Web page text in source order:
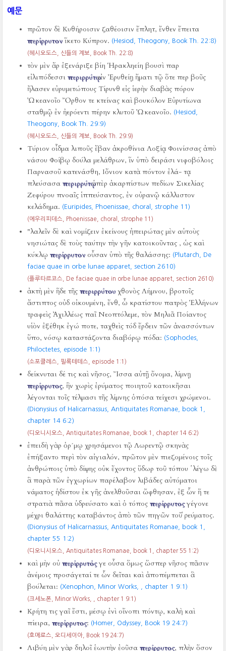
예문
πρῶτον δὲ Κυθήροισιν ζαθέοισιν ἔπλητ, ἔνθεν ἔπειτα
περίρρυτονἵκετο Κύπρον. (Hesiod, Theogony, Book Th. 22:8)
(헤시오도스, 신들의 계보, Book Th. 22:8)
τὸν μὲν ἄρ ἐξενάριξε βίη Ἡρακληείη βουσὶ παρ
εἰλιπόδεσσιπεριρρύτῳεἰν Ἐρυθείῃ ἤματι τῷ ὅτε περ βοῦς
ἤλασεν εὐρυμετώπους Τίρυνθ εἰς ἱερὴν διαβὰς πόρον
Ὠκεανοῖο Ὄρθον τε κτείνας καὶ βουκόλον Εὐρυτίωνα
σταθμῷ ἐν ἠερόεντι πέρην κλυτοῦ Ὠκεανοῖο. (Hesiod,
Theogony, Book Th. 29:9)
(헤시오도스, 신들의 계보, Book Th. 29:9)
Τύριον οἶδμα λιποῦς ἔβαν ἀκροθίνια Λοξίᾳ Φοινίσσας ἀπὸ
νάσου Φοίβῳ δούλα μελάθρων, ἵν ὑπὸ δειράσι νιφοβόλοις
Παρνασοῦ κατενάσθη, Ιὄνιον κατὰ πόντον ἐλά- τᾳ
πλεύσασαπεριρρύτῳὑπὲρ ἀκαρπίστων πεδίων Σικελίας
Ζεφύρου πνοαῖς ἱππεύσαντος, ἐν οὐρανῷ κάλλιστον
κελάδημα. (Euripides, Phoenissae, choral, strophe 11)
(에우리피데스, Phoenissae, choral, strophe 11)
"λαλεῖν δὲ καὶ νομίζειν ἐκείνους ἠπειρώτας μὲν αὑτοὺς
νησιώτας δὲ τοὺς ταύτην τὴν γῆν κατοικοῦντας , ὡς καὶ
κύκλῳπερίρρυτονοὖσαν ὑπὸ τῆς θαλάσσης: (Plutarch, De
faciae quae in orbe lunae apparet, section 2610)
(플루타르코스, De faciae quae in orbe lunae apparet, section 2610)
ἀκτὴ μὲν ἥδε τῆςπεριρρύτου χθονὸς Λήμνου, βροτοῖς
ἄστιπτος οὐδ οἰκουμένη, ἔνθ, ὦ κρατίστου πατρὸς Ἑλλήνων
τραφεὶς Ἀχιλλέως παῖ Νεοπτόλεμε, τὸν Μηλιᾶ Ποίαντος
υἱὸν ἐξέθηκ ἐγώ ποτε, ταχθεὶς τόδ ἔρδειν τῶν ἀνασσόντων
ὕπο, νόσῳ καταστάζοντα διαβόρῳ πόδα: (Sophocles,
Philoctetes, episode 1:1)
(소포클레스, 필록테테스, episode 1:1)
δείκνυται δέ τις καὶ νῆσος, Ἴσσα αὐτῇ ὄνομα, λίμνῃ
περίρρυτος, ἣν χωρὶς ἐρύματος ποιητοῦ κατοικῆσαι
λέγονται τοῖς τέλμασι τῆς λίμνης ὁπόσα τείχεσι χρώμενοι.
(Dionysius of Halicarnassus, Antiquitates Romanae, book 1,
chapter 14 6:2)
(디오니시오스, Antiquitates Romanae, book 1, chapter 14 6:2)
ἐπειδὴ γὰρ ὁρ´μῳ χρησάμενοι τῷ Λωρεντῷ σκηνὰς
ἐπήξαντο περὶ τὸν αἰγιαλόν, πρῶτον μὲν πιεζομένοις τοῖς
ἀνθρώποις ὑπὸ δίψης οὐκ ἔχοντος ὕδωρ τοῦ τόπου ῾λέγω δὲ
ἃ παρὰ τῶν ἐγχωρίων παρέλαβον λιβάδες αὐτόματοι
νάματος ἡδίστου ἐκ γῆς ἀνελθοῦσαι ὤφθησαν, ἐξ ὧν ἥ τε
στρατιὰ πᾶσα ὑδρεύσατο καὶ ὁ τόποςπερίρρυτοςγέγονε
μέχρι θαλάττης καταβάντος ἀπὸ τῶν πηγῶν τοῦ ῥεύματος.
(Dionysius of Halicarnassus, Antiquitates Romanae, book 1,
chapter 55 1:2)
(디오니시오스, Antiquitates Romanae, book 1, chapter 55 1:2)
καὶ μὴν οὐπερίρρυτόςγε οὖσα ὅμως ὥσπερ νῆσος πᾶσιν
ἀνέμοις προσάγεταί τε ὧν δεῖται καὶ ἀποπέμπεται ἃ
βούλεται: (Xenophon, Minor Works, , chapter 1 9:1)
(크세노폰, Minor Works, , chapter 1 9:1)
Κρήτη τις γαῖ ἔστι, μέσῳ ἐνὶ οἴνοπι πόντῳ, καλὴ καὶ
πίειρα,περίρρυτος: (Homer, Odyssey, Book 19 24:7)
(호메로스, 오디세이아, Book 19 24:7)
Λιβύη μὲν γὰρ δηλοῖ ἑωυτὴν ἐοῦσαπερίρρυτος, πλὴν ὅσον